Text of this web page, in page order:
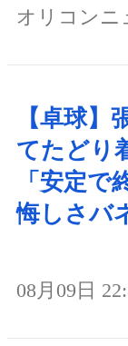
オリコンニ
【卓球】
てたどり
「安定で
悔しさバ
08月09日